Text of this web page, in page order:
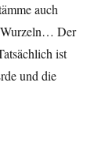
auch
Wurzeln… Der
ist
und die